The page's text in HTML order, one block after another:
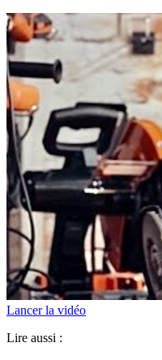
Lancer la vidéo
Lire aussi :